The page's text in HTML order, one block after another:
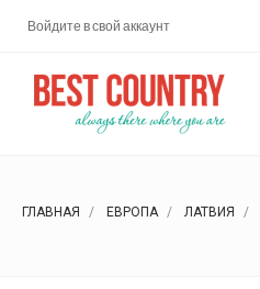
Войдите в свой аккаунт
ГЛАВНАЯ ЕВРОПА ЛАТВИЯ